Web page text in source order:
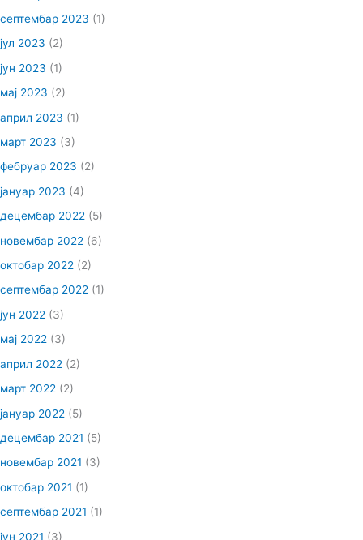
септембар 2023 (1)
јул 2023 (2)
јун 2023 (1)
мај 2023 (2)
април 2023 (1)
март 2023 (3)
фебруар 2023 (2)
јануар 2023 (4)
децембар 2022 (5)
новембар 2022 (6)
октобар 2022 (2)
септембар 2022 (1)
јун 2022 (3)
мај 2022 (3)
април 2022 (2)
март 2022 (2)
јануар 2022 (5)
децембар 2021 (5)
новембар 2021 (3)
октобар 2021 (1)
септембар 2021 (1)
јун 2021 (3)